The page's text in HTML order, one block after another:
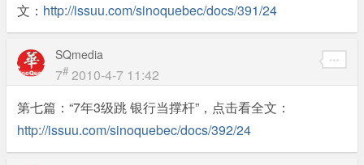
文： http://issuu.com/sinoquebec/docs/391/24
SQmedia
7# 2010-4-7 11:42
第七篇：“7年3级跳 银行当撑杆”，点击看全文：
http://issuu.com/sinoquebec/docs/392/24